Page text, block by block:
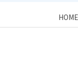
HOME